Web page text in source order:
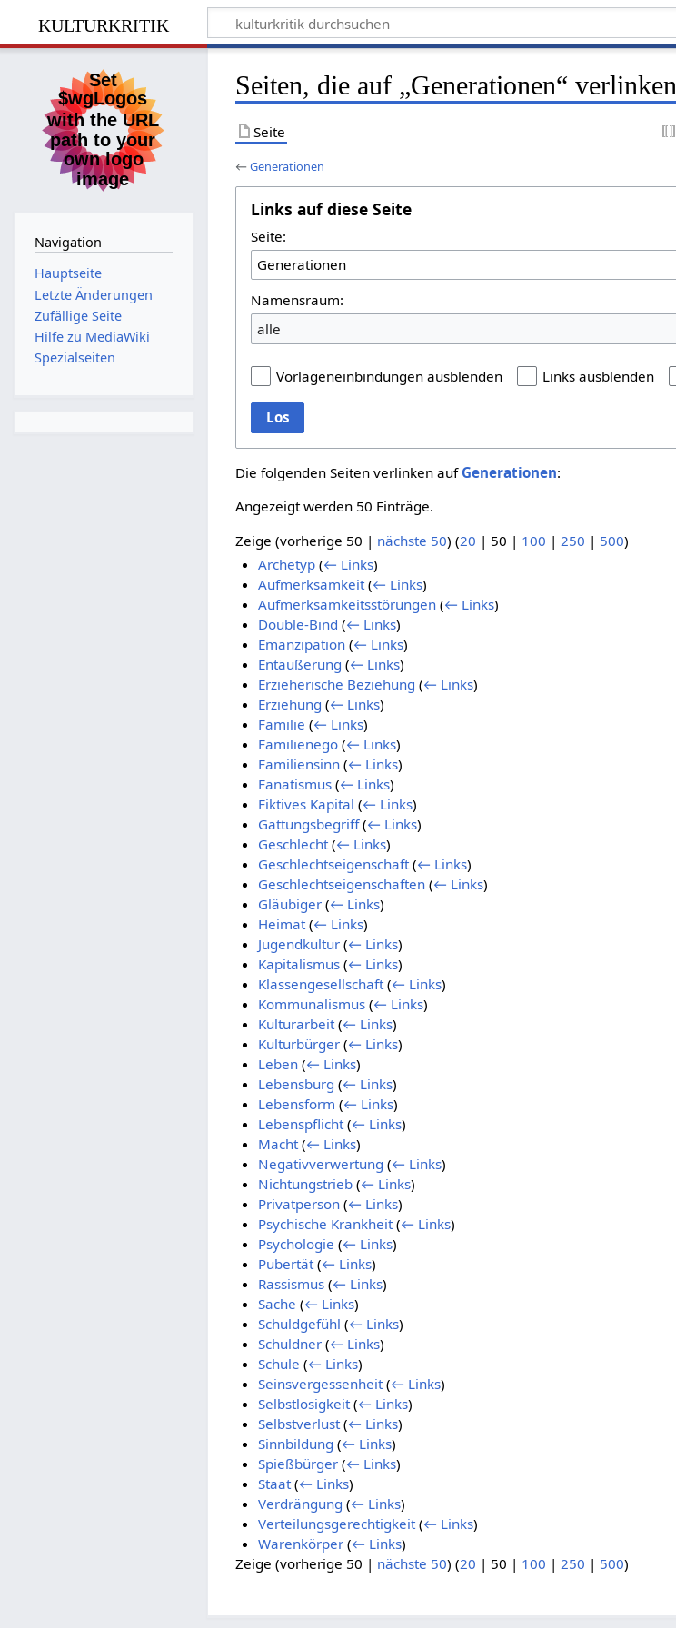
kulturkritik
Seiten, die auf „Generationen“ verlinken
Seite
←Generationen
Links auf diese Seite
Seite:
Namensraum:
alle
Vorlageneinbindungen ausblenden Links ausblenden
Los
Die folgenden Seiten verlinken auf Generationen:
Angezeigt werden 50 Einträge.
Zeige (vorherige 50 | nächste 50) (20 | 50 | 100 | 250 | 500)
Archetyp (← Links)
Aufmerksamkeit (← Links)
Aufmerksamkeitsstörungen (← Links)
Double-Bind (← Links)
Emanzipation (← Links)
Entäußerung (← Links)
Erzieherische Beziehung (← Links)
Erziehung (← Links)
Familie (← Links)
Familienego (← Links)
Familiensinn (← Links)
Fanatismus (← Links)
Fiktives Kapital (← Links)
Gattungsbegriff (← Links)
Geschlecht (← Links)
Geschlechtseigenschaft (← Links)
Geschlechtseigenschaften (← Links)
Gläubiger (← Links)
Heimat (← Links)
Jugendkultur (← Links)
Kapitalismus (← Links)
Klassengesellschaft (← Links)
Kommunalismus (← Links)
Kulturarbeit (← Links)
Kulturbürger (← Links)
Leben (← Links)
Lebensburg (← Links)
Lebensform (← Links)
Lebenspflicht (← Links)
Macht (← Links)
Negativverwertung (← Links)
Nichtungstrieb (← Links)
Privatperson (← Links)
Psychische Krankheit (← Links)
Psychologie (← Links)
Pubertät (← Links)
Rassismus (← Links)
Sache (← Links)
Schuldgefühl (← Links)
Schuldner (← Links)
Schule (← Links)
Seinsvergessenheit (← Links)
Selbstlosigkeit (← Links)
Selbstverlust (← Links)
Sinnbildung (← Links)
Spießbürger (← Links)
Staat (← Links)
Verdrängung (← Links)
Verteilungsgerechtigkeit (← Links)
Warenkörper (← Links)
Zeige (vorherige 50 | nächste 50) (20 | 50 | 100 |250 | 500)
Navigation
Hauptseite
Letzte Änderungen
Zufällige Seite
Hilfe zu MediaWiki
Spezialseiten